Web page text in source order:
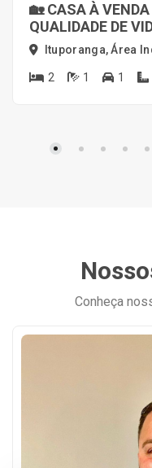
🏡 CASA À
QUALIDADE DE
Ituporanga, Área
2 1 1
Conheça